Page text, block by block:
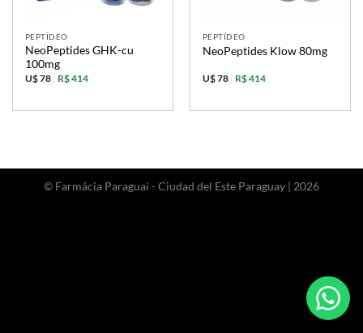
PEPTÍDEO
NeoPeptides GHK-cu
100mg
U$ 78 R$ 414
PEPTÍDEO
NeoPeptides Klow 80mg
U$ 78 R$ 414
© Farmácia Paraguai - Ciudad del Este Paraguay | 2026